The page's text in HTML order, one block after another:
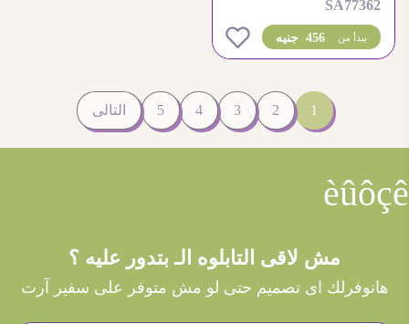
الكترونيه حربية
SA77362
456 جنيه يبدأ من
1
2
3
4
5 التالى
èûôçê
مش لاقى التابلوه الـ بتدور عليه ؟
هانوفرلك اى تصميم حتى لو مش متوفر على سفير آرت